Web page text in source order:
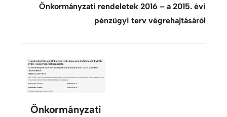
Önkormányzati rendeletek 2016 – a 2015. évi
pénzügyi terv végrehajtásáról
Önkormányzati